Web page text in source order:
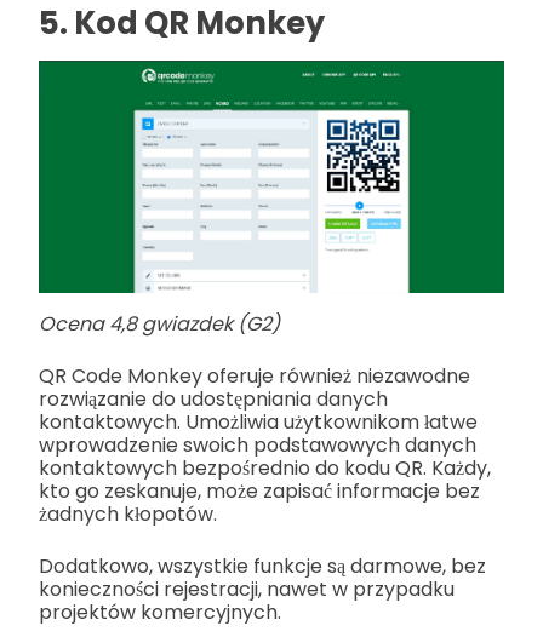
5. Kod QR Monkey
Ocena 4,8 gwiazdek (G2)
QR Code Monkey oferuje również niezawodne
rozwiązanie do udostępniania danych
kontaktowych. Umożliwia użytkownikom łatwe
wprowadzenie swoich podstawowych danych
kontaktowych bezpośrednio do kodu QR. Każdy,
kto go zeskanuje, może zapisać informacje bez
żadnych kłopotów.
Dodatkowo, wszystkie funkcje są darmowe, bez
konieczności rejestracji, nawet w przypadku
projektów komercyjnych.